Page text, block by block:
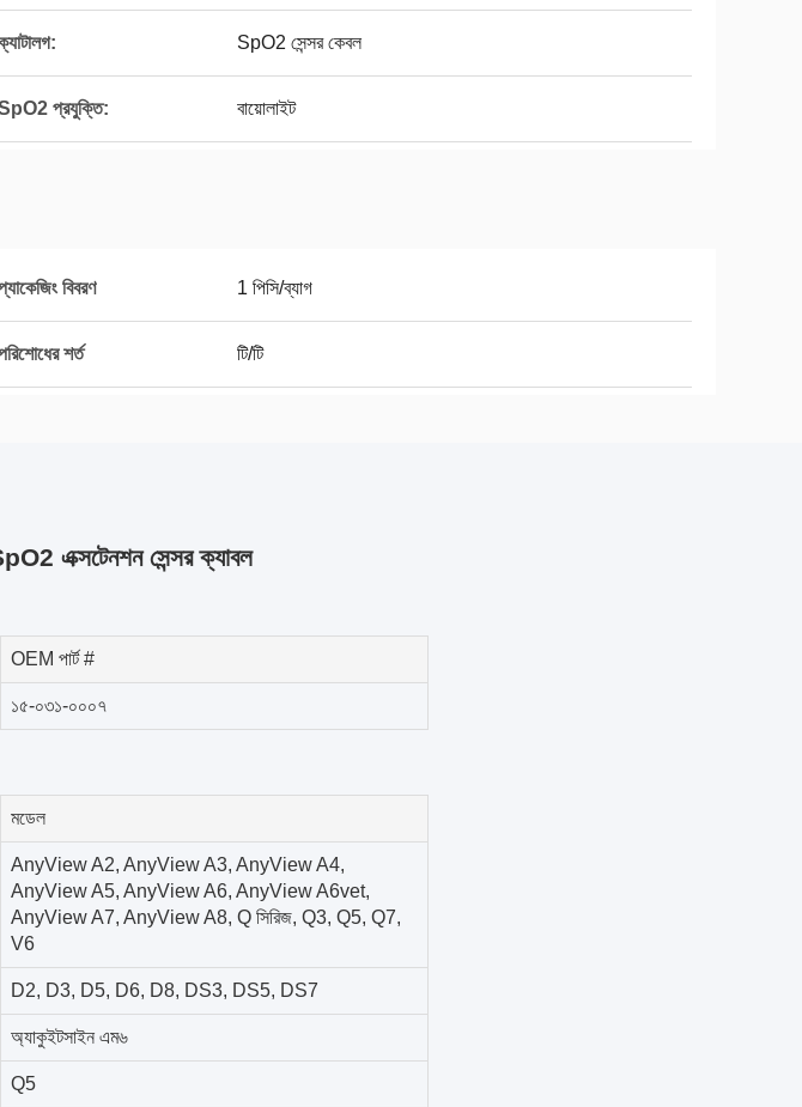
SpO2 সেন্সর কেবল
প্রযুক্তি: বায়োলাইট
বিবরণ 1 পিসি/ব্যাগ
শর্ত টি/টি
এক্সটেনশন সেন্সর ক্যাবল
OEM পার্ট #
১৫-০৩১-০০০৭
মডেল
AnyView A2, AnyView A3, AnyView A4,
AnyView A5, AnyView A6, AnyView A6vet,
AnyView A7, AnyView A8, Q সিরিজ, Q3, Q5, Q7,
V6
D2, D3, D5, D6, D8, DS3, DS5, DS7
অ্যাকুইটসাইন এম৬
Q5